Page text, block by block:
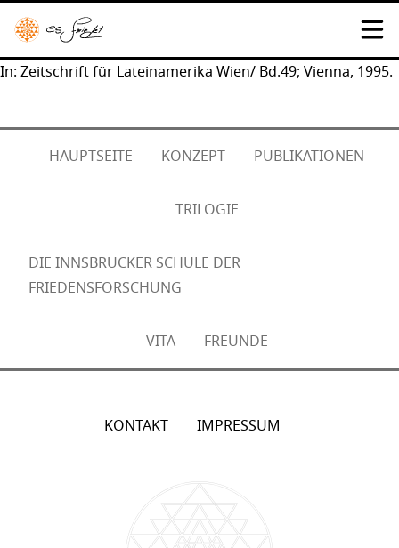
In: Zeitschrift für Lateinamerika Wien/ Bd.49; Vienna, 1995.
HAUPTSEITE KONZEPT PUBLIKATIONEN
TRILOGIE
DIE INNSBRUCKER SCHULE DER
FRIEDENSFORSCHUNG
VITA FREUNDE
KONTAKT IMPRESSUM